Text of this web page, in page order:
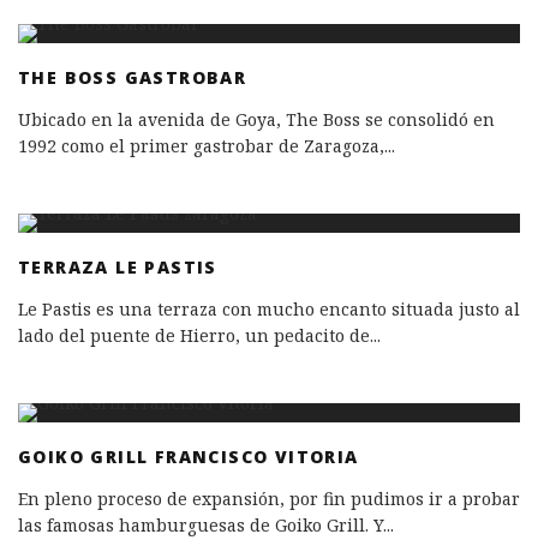
THE BOSS GASTROBAR
Ubicado en la avenida de Goya, The Boss se consolidó en
1992 como el primer gastrobar de Zaragoza,...
TERRAZA LE PASTIS
Le Pastis es una terraza con mucho encanto situada justo al
lado del puente de Hierro, un pedacito de...
GOIKO GRILL FRANCISCO VITORIA
En pleno proceso de expansión, por fin pudimos ir a probar
las famosas hamburguesas de Goiko Grill. Y...